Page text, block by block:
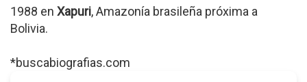
1988 en Xapuri, Amazonía brasileña próxima a
Bolivia.
*buscabiografias.com